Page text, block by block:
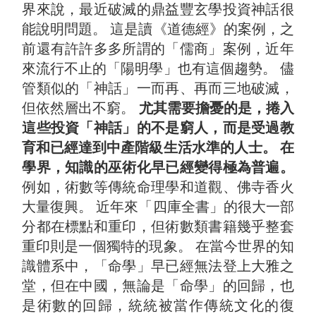
界來說，最近破滅的鼎益豐玄學投資神話很
能說明問題。 這是讀《道德經》的案例，之
前還有許許多多所謂的「儒商」案例，近年
來流行不止的「陽明學」也有這個趨勢。 儘
管類似的「神話」一而再、再而三地破滅，
但依然層出不窮。 尤其需要擔憂的是，捲入
這些投資「神話」的不是窮人，而是受過教
育和已經達到中產階級生活水準的人士。 在
學界，知識的巫術化早已經變得極為普遍。
例如，術數等傳統命理學和道觀、佛寺香火
大量復興。 近年來「四庫全書」的很大一部
分都在標點和重印，但術數類書籍幾乎整套
重印則是一個獨特的現象。 在當今世界的知
識體系中，「命學」早已經無法登上大雅之
堂，但在中國，無論是「命學」的回歸，也
是術數的回歸，統統被當作傳統文化的復